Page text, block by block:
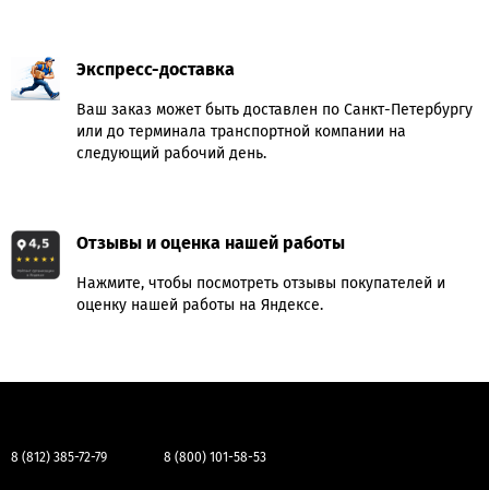
Экспресс-доставка
Ваш заказ может быть доставлен по Санкт-Петербургу
или до терминала транспортной компании на
следующий рабочий день.
Отзывы и оценка нашей работы
Нажмите, чтобы посмотреть отзывы покупателей и
оценку нашей работы на Яндексе.
8 (812) 385-72-79 8 (800) 101-58-53